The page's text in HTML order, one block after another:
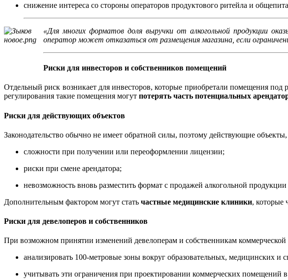
снижение интереса со стороны операторов продуктового ритейла и
«Для многих форматов доля выручки от алкогольной продукции
оператор может отказаться от размещения магазина, если
Риски для инвесторов и собственников помещений
Отдельный риск возникает для инвесторов, которые приобретали помещения
регулирования такие помещения могут потерять часть потенциальных
Риски для действующих объектов
Законодательство обычно не имеет обратной силы, поэтому действующие
сложности при получении или переоформлении лицензии;
риски при смене арендатора;
невозможность вновь разместить формат с продажей алкогольной
Дополнительным фактором могут стать частные медицинские клиники, которые
Риски для девелоперов и собственников
При возможном принятии изменений девелоперам и собственникам коммерческой
анализировать 100‑метровые зоны вокруг образовательных, медицинских и
учитывать эти ограничения при проектировании коммерческих помещений